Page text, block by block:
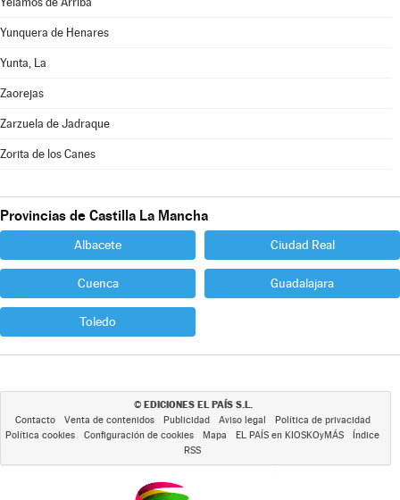
Yunquera de Henares
Yunta, La
Zaorejas
Zarzuela de Jadraque
Zorita de los Canes
Provincias de Castilla La Mancha
Albacete Ciudad Real
Cuenca Guadalajara
Toledo
© EDICIONES EL PAÍS S.L.
Contacto Venta de contenidos Publicidad Aviso legal
Política de privacidad
Política cookies
Configuración de cookies Mapa EL PAÍS en KIOSKOyMÁS
Índice
RSS